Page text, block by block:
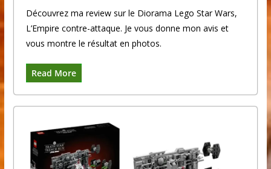
Découvrez ma review sur le Diorama Lego Star Wars,
L’Empire contre-attaque. Je vous donne mon avis et
vous montre le résultat en photos.
Read More